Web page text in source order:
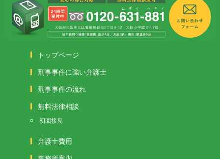
トップページ
刑事事件に強い弁護士
刑事事件の流れ
無料法律相談
初回接見
弁護士費用